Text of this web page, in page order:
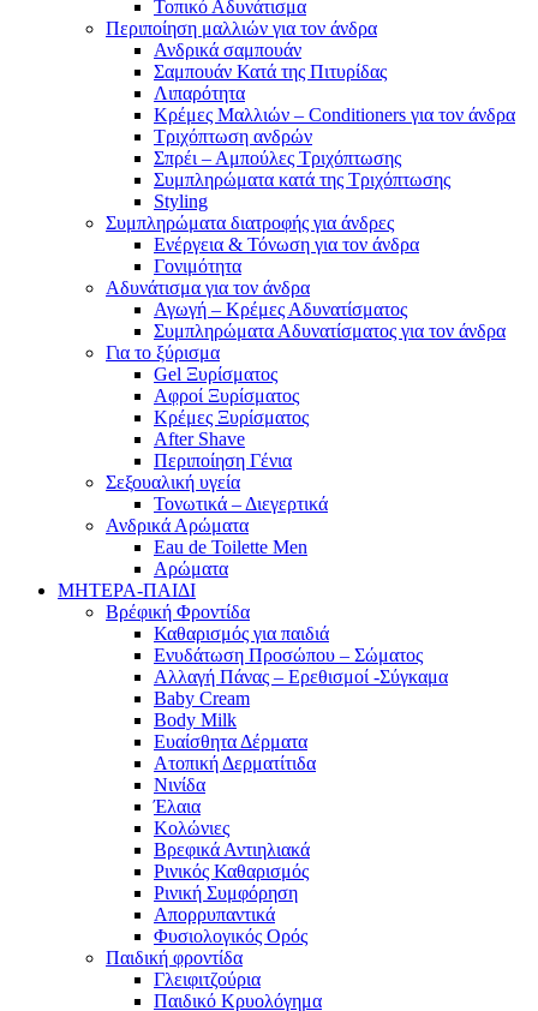
Τοπικό Αδυνάτισμα
Περιποίηση μαλλιών για τον άνδρα
Ανδρικά σαμπουάν
Σαμπουάν Κατά της Πιτυρίδας
Λιπαρότητα
Κρέμες Μαλλιών – Conditioners για τον άνδρα
Τριχόπτωση ανδρών
Σπρέι – Αμπούλες Τριχόπτωσης
Συμπληρώματα κατά της Τριχόπτωσης
Styling
Συμπληρώματα διατροφής για άνδρες
Ενέργεια & Τόνωση για τον άνδρα
Γονιμότητα
Αδυνάτισμα για τον άνδρα
Αγωγή – Κρέμες Αδυνατίσματος
Συμπληρώματα Αδυνατίσματος για τον άνδρα
Για το ξύρισμα
Gel Ξυρίσματος
Αφροί Ξυρίσματος
Κρέμες Ξυρίσματος
After Shave
Περιποίηση Γένια
Σεξουαλική υγεία
Τονωτικά – Διεγερτικά
Ανδρικά Αρώματα
Eau de Toilette Men
Αρώματα
ΜΗΤΕΡΑ-ΠΑΙΔΙ
Βρέφική Φροντίδα
Καθαρισμός για παιδιά
Ενυδάτωση Προσώπου – Σώματος
Αλλαγή Πάνας – Ερεθισμοί -Σύγκαμα
Baby Cream
Body Milk
Ευαίσθητα Δέρματα
Ατοπική Δερματίτιδα
Νινίδα
Έλαια
Κολώνιες
Βρεφικά Αντιηλιακά
Ρινικός Καθαρισμός
Ρινική Συμφόρηση
Απορρυπαντικά
Φυσιολογικός Ορός
Παιδική φροντίδα
Γλειφιτζούρια
Παιδικό Κρυολόγημα